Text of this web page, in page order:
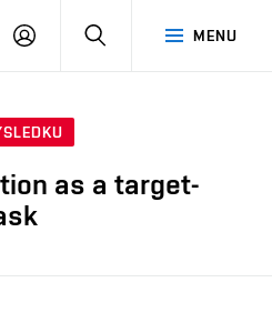
MENU
PŘIHLÁSIT
as a target-